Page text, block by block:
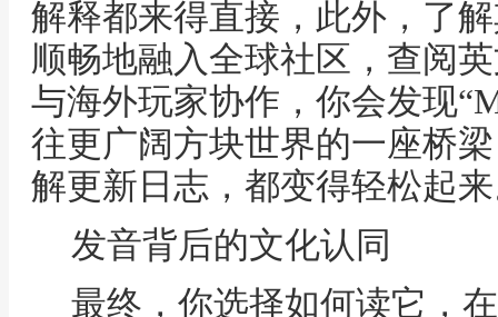
解释都来得直接，此外，了
顺畅地融入全球社区，查阅
与海外玩家协作，你会发现
往更广阔方块世界的一座桥
解更新日志，都变得轻松起
发音背后的文化认同
最终，你选择如何读它，